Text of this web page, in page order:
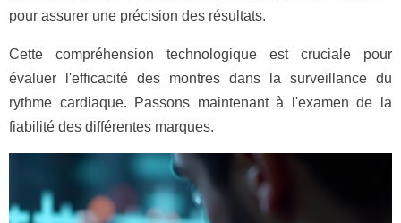
pour assurer une précision des résultats.
Cette compréhension technologique est cruciale pour
évaluer l'efficacité des montres dans la surveillance du
rythme cardiaque. Passons maintenant à l'examen de la
fiabilité des différentes marques.